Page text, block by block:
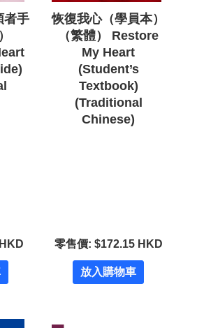
者手
恢復我心（學員本）
（繁體） Restore
My Heart
(Student’s
Textbook)
(Traditional
Chinese)
零售價: $172.15 HKD
放入購物車